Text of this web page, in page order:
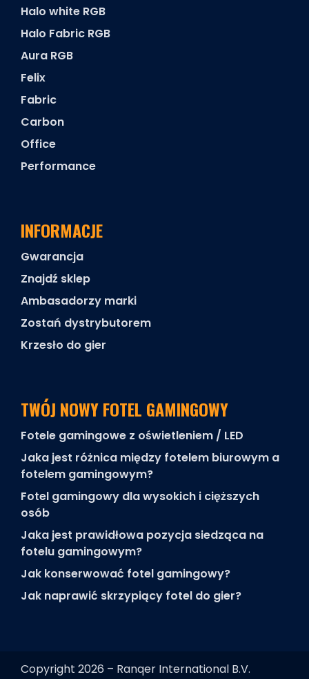
Halo white RGB
Halo Fabric RGB
Aura RGB
Felix
Fabric
Carbon
Office
Performance
INFORMACJE
Gwarancja
Znajdź sklep
Ambasadorzy marki
Zostań dystrybutorem
Krzesło do gier
TWÓJ NOWY FOTEL GAMINGOWY
Fotele gamingowe z oświetleniem / LED
Jaka jest różnica między fotelem biurowym a
fotelem gamingowym?
Fotel gamingowy dla wysokich i cięższych
osób
Jaka jest prawidłowa pozycja siedząca na
fotelu gamingowym?
Jak konserwować fotel gamingowy?
Jak naprawić skrzypiący fotel do gier?
Copyright 2026 – Ranqer International B.V.